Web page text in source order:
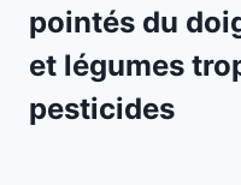
pointés du
et légumes
pesticides